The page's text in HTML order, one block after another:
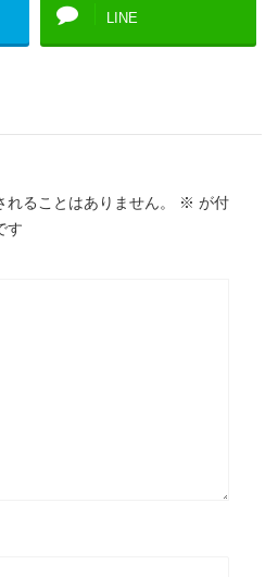
LINE
ることはありません。 ※ が付
す